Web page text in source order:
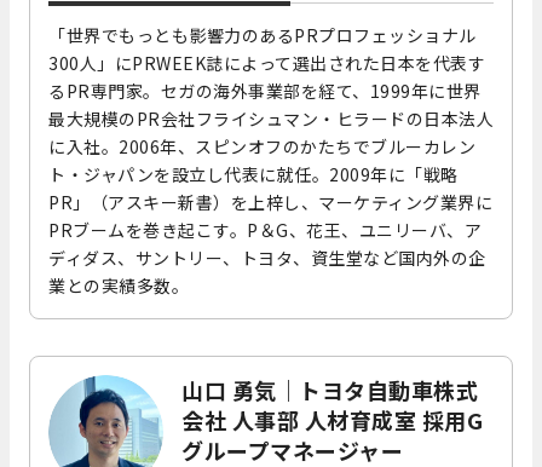
「世界でもっとも影響力のあるPRプロフェッショナル
300人」にPRWEEK誌によって選出された日本を代表す
るPR専門家。セガの海外事業部を経て、1999年に世界
最大規模のPR会社フライシュマン・ヒラードの日本法人
に入社。2006年、スピンオフのかたちでブルーカレン
ト・ジャパンを設立し代表に就任。2009年に「戦略
PR」（アスキー新書）を上梓し、マーケティング業界に
PRブームを巻き起こす。P＆G、花王、ユニリーバ、ア
ディダス、サントリー、トヨタ、資生堂など国内外の企
業との実績多数。
山口 勇気｜トヨタ自動車株式
会社 人事部 人材育成室 採用G
グループマネージャー